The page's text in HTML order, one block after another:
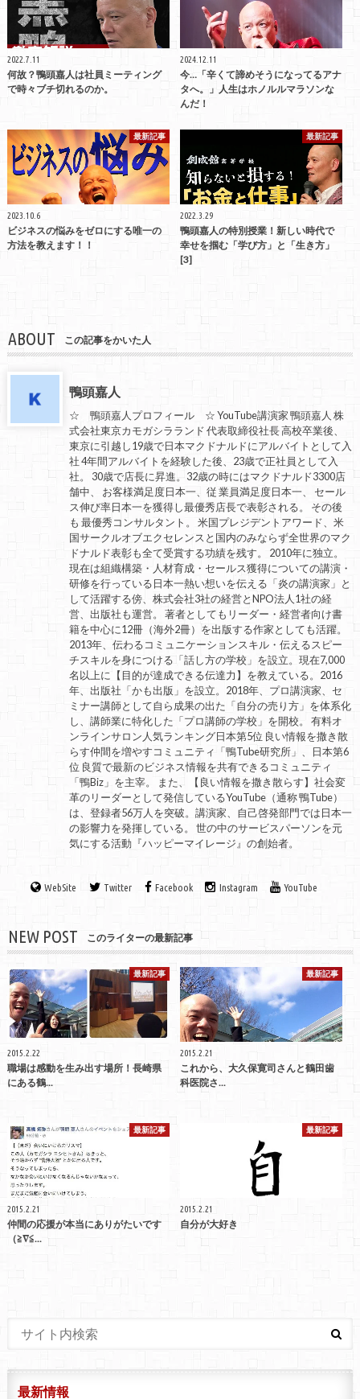
2022.7.11
何故？鴨頭嘉人は社員ミーティング
で時々ブチ切れるのか。
2024.12.11
今…「辛くて諦めそうになってるアナ
タへ。」人生はホノルルマラソンな
んだ！
最新記事
2023.10.6
ビジネスの悩みをゼロにする唯一の
方法を教えます！！
最新記事
2022.3.29
鴨頭嘉人の特別授業！新しい時代で
幸せを掴む「学び方」と「生き方」
[3]
ABOUT この記事をかいた人
鴨頭嘉人
☆ 鴨頭嘉人プロフィール ☆ YouTube講演家 鴨頭嘉人 株
式会社東京カモガシラランド 代表取締役社長 高校卒業後、
東京に引越し19歳で日本マクドナルドにアルバイトとして入
社 4年間アルバイトを経験した後、23歳で正社員として入
社。 30歳で店長に昇進。32歳の時にはマクドナルド3300店
舗中、 お客様満足度日本一、従 業員満足度日本一、 セール
ス伸び率日本一を獲得し最優秀店長で表彰される。 その後
も 最優秀コンサルタント。 米国プレジデントアワード、米
国サークルオブエクセレンスと国内のみならず全世界のマク
ドナルド表彰も全て受賞する功績を残す。 2010年に独立。
現在は組織構築・人材育成・セールス獲得についての講演・
研修を行っている日本一熱い想いを伝える「炎の講演家」と
して活躍する傍、株式会社3社の経営とNPO法人1社の経
営、出版社も運営。 著者としてもリーダー・経営者向け書
籍を中心に12冊（海外2冊）を出版する作家としても活躍。
2013年、伝わるコミュニケーションスキル・伝えるスピー
チスキルを身につける「話し方の学校」を設立。現在7,000
名以上に【目的が達成できる伝達力】を教えている。2016
年、出版社「かも出版」を設立。2018年、プロ講演家、セ
ミナー講師として自ら成果の出た「自分の売り方」を体系化
し、講師業に特化した「プロ講師の学校」を開校。 有料オ
ンラインサロン人気ランキング日本第5位 良い情報を撒き散
らす仲間を増やすコミュニティ「鴨Tube研究所」、日本第6
位 良質で最新のビジネス情報を共有できるコミュニティ
「鴨Biz」を主宰。 また、【良い情報を撒き散らす】社会変
革のリーダーとして発信しているYouTube（通称 鴨Tube）
は、登録者56万人を突破。講演家、自己啓発部門では日本一
の影響力を発揮している。 世の中のサービスパーソンを元
気にする活動『ハッピーマイレージ』の創始者。
WebSite Twitter Facebook Instagram YouTube
NEW POST このライターの最新記事
最新記事
2015.2.22
職場は感動を生み出す場所！長崎県
にある鶴...
最新記事
2015.2.21
これから、大久保寛司さんと鶴田歯
科医院さ...
最新記事
2015.2.21
仲間の応援が本当にありがたいです
（≧∇≦...
最新記事
2015.2.21
自分が大好き
最新情報